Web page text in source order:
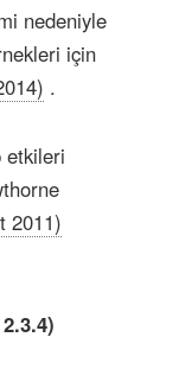
nedeniyle
için
.
etkileri
2011)